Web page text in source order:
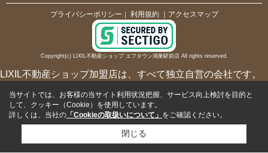
プライバシーポリシー ｜ 利用規約 ｜アクセスマップ
Copyright(c) LIXIL不動産ショップ エフタウン鴻巣駅前店 All rights reserved.
LIXIL不動産ショップ加盟店は、すべて独立自営の会社です。
当サイトでは、お客様の当サイト利用状況把握、サービス向上検討を目的と
して、クッキー（Cookie）を使用しています。
詳しくは、当社の 「Cookieの取扱いについて」 をご確認ください。
閉じる